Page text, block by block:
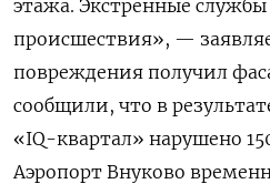
этажа. Экстренные
происшествия», —
повреждения получил
сообщили, что в
«IQ-квартал» нарушено
Аэропорт Внуково